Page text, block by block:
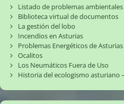
Listado de problemas
Biblioteca virtual de documentos
La gestión del lobo
Incendios en Asturias
Problemas Energéticos de Asturias
Ocalitos
Los Neumáticos Fuera de Uso
Historia del ecologismo asturiano